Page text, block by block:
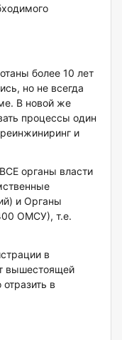
более 10 лет
но не всегда
В новой же
процессы один
и
органы власти
и Органы
ОМСУ), т.е.
в
вышестоящей
в